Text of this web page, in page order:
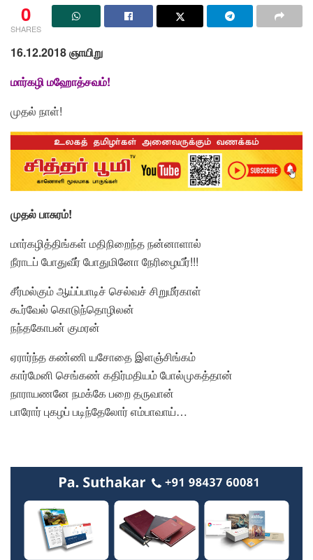
0
SHARES
16.12.2018 ஞாயிறு
மார்கழி மஹோத்சவம்!
முதல் நாள்!
முதல் பாசுரம்!
மார்கழித்திங்கள் மதிநிறைந்த நன்னாளால்
நீராடப் போதுவீர் போதுமினோ நேரிழையீர்!!!
சீர்மல்கும் ஆய்ப்பாடிச் செல்வச் சிறுமீர்காள்
கூர்வேல் கொடுந்தொழிலன்
நந்தகோபன் குமரன்
ஏரார்ந்த கண்ணி யசோதை இளஞ்சிங்கம்
கார்மேனி செங்கண் கதிர்மதியம் போல்முகத்தான்
நாராயணனே நமக்கே பறை தருவான்
பாரோர் புகழப் படிந்தேலோர் எம்பாவாய்…